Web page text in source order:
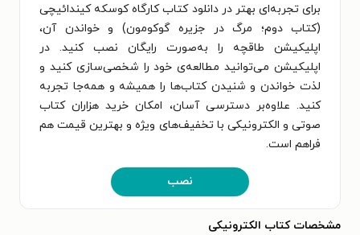
برای تجربه‌ای بهتر در دانلود کتاب کارگاه کوسکه کیندائیچی
(کتاب دوم؛ مرگ در جزیره گوکومون) و خواندن آن،
اپلیکیشن طاقچه را به‌صورت رایگان نصب کنید. در
اپلیکیشن می‌توانید مطالعه‌ی خود را شخصی‌سازی کنید و
لذت خواندن و شنیدن کتاب‌ها را همیشه و همه‌جا تجربه
کنید. علاوه‌بر دسترسی آسان، امکان خرید هزاران کتاب
صوتی و الکترونیکی با تخفیف‌های ویژه و بهترین قیمت هم
فراهم است.
نصب
مشخصات کتاب الکترونیکی